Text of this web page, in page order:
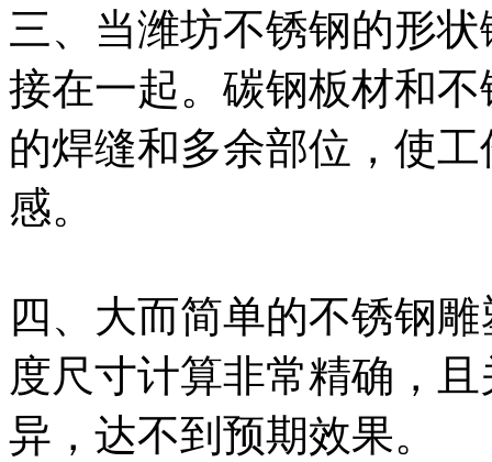
三、当潍坊不锈钢的形
接在一起。碳钢板材和
的焊缝和多余部位，使
感。
四、大而简单的不锈钢
度尺寸计算非常精确，
异，达不到预期效果。